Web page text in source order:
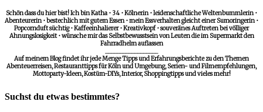
Schön dass du hier bist! Ich bin Katha • 34 • Kölnerin • leidenschaftliche Weltenbummlerin •
Abenteurerin • bestechlich mit gutem Essen • mein Essverhalten gleicht einer Sumoringerin •
Popcornduft süchtig • Kaffeeinhalierer • Kreativkopf • souveränes Auftreten bei völliger
Ahnungslosigkeit • wünsche mir das Selbstbewusstsein von Leuten die im Supermarkt den
Fahrradhelm auflassen
__________________
Auf meinem Blog findet ihr jede Menge Tipps und Erfahrungsberichte zu den Themen
Abenteuerreisen, Restauranttipps für Köln und Umgebung, Serien- und Filmempfehlungen,
Mottoparty-Ideen, Kostüm-DIYs, Interior, Shoppingtipps und vieles mehr!
Suchst du etwas bestimmtes?